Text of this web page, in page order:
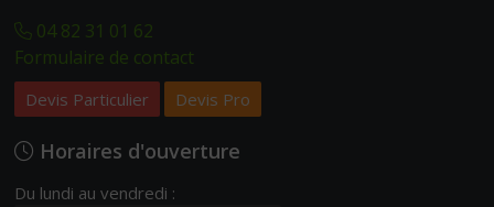
04 82 31 01 62
Formulaire de contact
Devis Particulier Devis Pro
Horaires d'ouverture
Du lundi au vendredi :